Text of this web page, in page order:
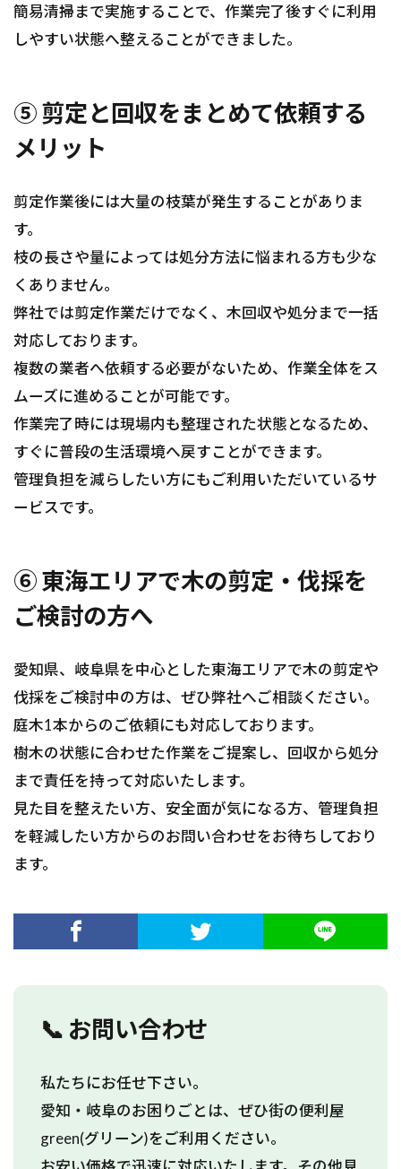
簡易清掃まで実施することで、作業完了後すぐに利用
しやすい状態へ整えることができました。
⑤ 剪定と回収をまとめて依頼する
メリット
剪定作業後には大量の枝葉が発生することがありま
す。
枝の長さや量によっては処分方法に悩まれる方も少な
くありません。
弊社では剪定作業だけでなく、木回収や処分まで一括
対応しております。
複数の業者へ依頼する必要がないため、作業全体をス
ムーズに進めることが可能です。
作業完了時には現場内も整理された状態となるため、
すぐに普段の生活環境へ戻すことができます。
管理負担を減らしたい方にもご利用いただいているサ
ービスです。
⑥ 東海エリアで木の剪定・伐採を
ご検討の方へ
愛知県、岐阜県を中心とした東海エリアで木の剪定や
伐採をご検討中の方は、ぜひ弊社へご相談ください。
庭木1本からのご依頼にも対応しております。
樹木の状態に合わせた作業をご提案し、回収から処分
まで責任を持って対応いたします。
見た目を整えたい方、安全面が気になる方、管理負担
を軽減したい方からのお問い合わせをお待ちしており
ます。
📞 お問い合わせ
私たちにお任せ下さい。
愛知・岐阜のお困りごとは、ぜひ街の便利屋
green(グリーン)をご利用ください。